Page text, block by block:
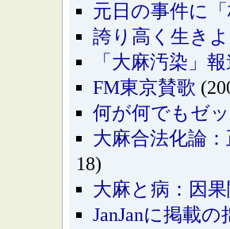
元日の事件に
誇り高く生き
「大麻汚染」
FM東京賛歌
何が何でもゼ
大麻合法化論
18)
大麻と病：因
JanJanに掲載